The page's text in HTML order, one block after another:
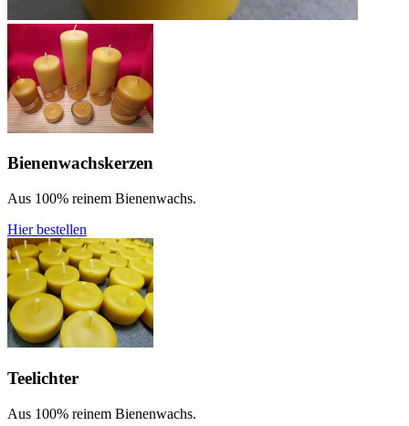
Bienenwachskerzen
Aus 100% reinem Bienenwachs.
Hier bestellen
Teelichter
Aus 100% reinem Bienenwachs.